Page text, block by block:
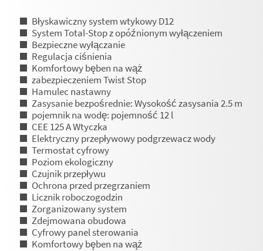
Błyskawiczny system wtykowy D12
System Total-Stop z opóźnionym wyłączeniem
Bezpieczne wyłączanie
Regulacja ciśnienia
Komfortowy bęben na wąż
zabezpieczeniem Twist Stop
Hamulec nastawny
Zasysanie bezpośrednie: Wysokość zasysania 2.5 m
pojemnik na wodę: pojemność 12 l
CEE 125 A Wtyczka
Elektryczny przepływowy podgrzewacz wody
Termostat cyfrowy
Poziom ekologiczny
Czujnik przepływu
Ochrona przed przegrzaniem
Licznik roboczogodzin
Zorganizowany system
Zdejmowana obudowa
Cyfrowy panel sterowania
Komfortowy bęben na wąż